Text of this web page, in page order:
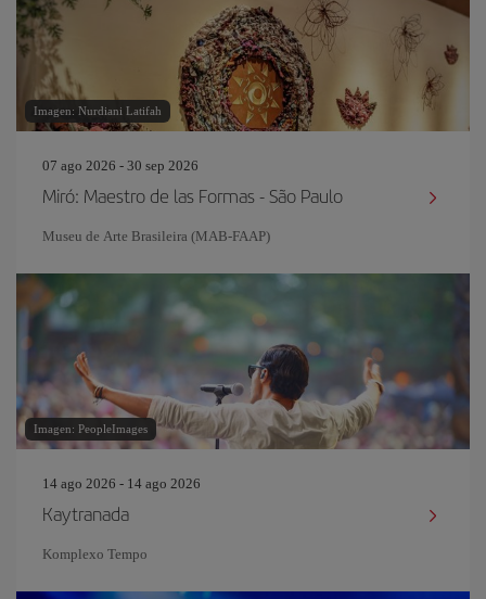
Imagen: Nurdiani Latifah
07 ago 2026 - 30 sep 2026
Miró: Maestro de las Formas - São Paulo
Museu de Arte Brasileira (MAB-FAAP)
Imagen: PeopleImages
14 ago 2026 - 14 ago 2026
Kaytranada
Komplexo Tempo